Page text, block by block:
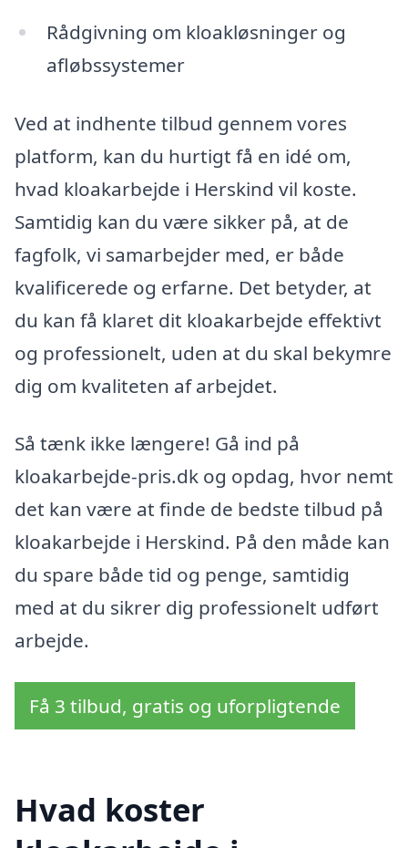
Rådgivning om kloakløsninger og
afløbssystemer
Ved at indhente tilbud gennem vores
platform, kan du hurtigt få en idé om,
hvad kloakarbejde i Herskind vil koste.
Samtidig kan du være sikker på, at de
fagfolk, vi samarbejder med, er både
kvalificerede og erfarne. Det betyder, at
du kan få klaret dit kloakarbejde effektivt
og professionelt, uden at du skal bekymre
dig om kvaliteten af arbejdet.
Så tænk ikke længere! Gå ind på
kloakarbejde-pris.dk og opdag, hvor nemt
det kan være at finde de bedste tilbud på
kloakarbejde i Herskind. På den måde kan
du spare både tid og penge, samtidig
med at du sikrer dig professionelt udført
arbejde.
Få 3 tilbud, gratis og uforpligtende
Hvad koster